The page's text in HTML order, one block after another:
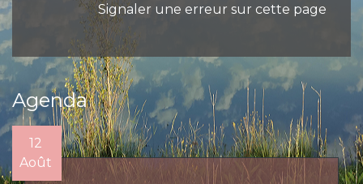
Signaler une erreur sur cette page
Agenda
12
Août